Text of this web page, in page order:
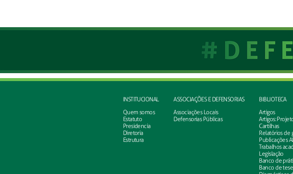
INSTITUCIONAL
Quem somos
Estatuto
Presidencia
Diretoria
Estrutura
ASSOCIAÇÕES E DEFENSORIAS
Associações Locais
Defensorias Públicas
BIBLIOTECA
Artigos
Artigos:
Cartilhas
Relatórios de
Publicações
Trabalhos
Legislação
Banco de
Banco de